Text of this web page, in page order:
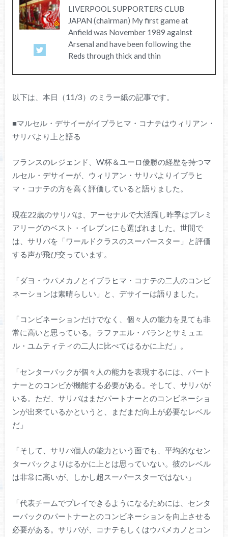
LIVERPOOL SUPPORTERS CLUB
JAPAN (chairman) My first game at
Anfield was November 1989 against
Arsenal and have been following the
Reds through thick and thin
以下は、本日（11/3）のミラー紙の記事です。
■マルセル・デサイーがイブラヒマ・コナテはウィリアン・
サリバより上と語る
フランスのレジェンド、W杯＆ユーロ優勝の経歴を持つマ
ルセル・デサイーが、ウィリアン・サリバよりイブラヒ
マ・コナテの方を高く評価していると語りました。
現在22歳のサリバは、アーセナルで大活躍し昨季はプレミ
アリーグのベスト・イレブンにも選ばれました。世間で
は、サリバを「ワールドクラスのスーパースター」と評価
する声が飛び交っています。
「ダヨ・ウパメカノとイブラヒマ・コナテの二人のコンビ
ネーションは素晴らしい」と、デサイーは語りました。
「コンビネーションだけでなく、個々人の能力を見ても非
常に高いと思っている。ラファエル・バランとサミュエ
ル・ユムティティの二人に比べてはるかに上だ」。
「センターバックが個々人の能力を表現するには、パート
ナーとのコンビが機能する必要がある。そして、サリバが
いる。ただ、サリバはまだパートナーとのコンビネーショ
ンが出来ているかというと、まだまだ向上が必要なレベル
だ」
「そして、サリバ個人の能力という面でも、平均的なセン
ターバックよりはるかに上とは思っていない。彼のレベル
は非常に高いが、しかし超スーパースターではない」
「代表チームでプレイできるようになるためには、センタ
ーバックのパートナーとのコンビネーションを向上させる
必要がある。サリバが、コナテもしくはウパメカノとコン